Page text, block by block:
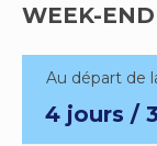
WEEK-
Au départ de
4 jours /